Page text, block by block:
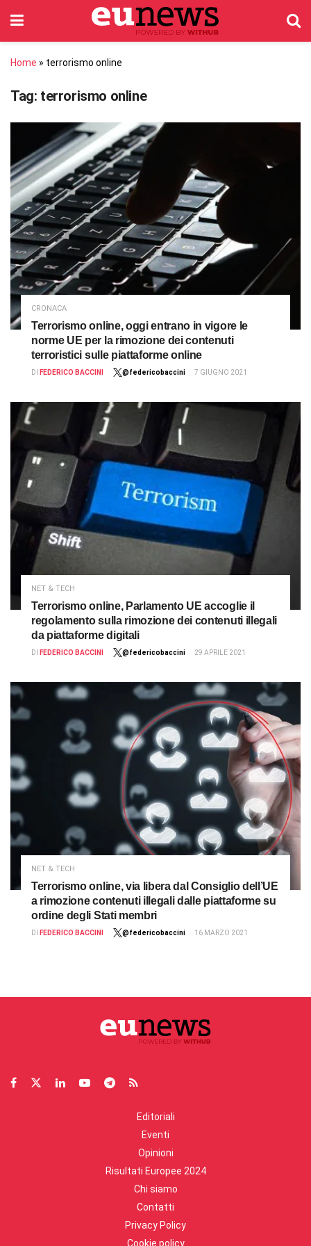
Home » terrorismo online
Tag: terrorismo online
CRONACA
Terrorismo online, oggi entrano in vigore le
norme UE per la rimozione dei contenuti
terroristici sulle piattaforme online
DI FEDERICO BACCINI @federicobaccini 7 GIUGNO 2021
NET & TECH
Terrorismo online, Parlamento UE accoglie il
regolamento sulla rimozione dei contenuti illegali
da piattaforme digitali
DI FEDERICO BACCINI @federicobaccini 29 APRILE 2021
NET & TECH
Terrorismo online, via libera dal Consiglio dell’UE
a rimozione contenuti illegali dalle piattaforme su
ordine degli Stati membri
DI FEDERICO BACCINI @federicobaccini 16 MARZO 2021
Editoriali
Eventi
Opinioni
Risultati Europee 2024
Chi siamo
Contatti
Privacy Policy
Cookie policy